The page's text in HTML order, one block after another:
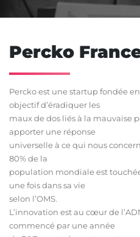
Percko
Percko est une startup fondée
objectif d’éradiquer les
maux de dos liés à la mauvaise
apporter une réponse
universelle à ce qui nous
80% de la
population mondiale est
une fois dans sa vie
selon l’OMS.
L’innovation est au cœur de
commencé par une année